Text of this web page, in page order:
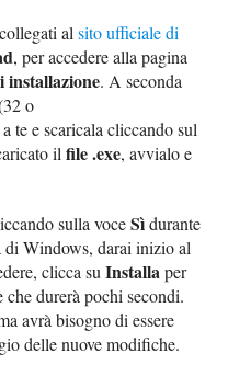
alsito ufficiale di
, per accedere alla pagina
installazione. A seconda
o
te e scaricala cliccando sul
ilfile .exe, avvialo e
sulla voceSìdurante
di Windows, darai inizio al
clicca suInstallaper
durerà pochi secondi.
avrà bisogno di essere
delle nuove modifiche.